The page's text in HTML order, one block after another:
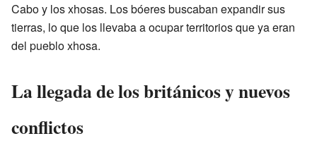
Cabo y los xhosas. Los bóeres buscaban expandir sus
tierras, lo que los llevaba a ocupar territorios que ya eran
del pueblo xhosa.
La llegada de los británicos y nuevos
conflictos